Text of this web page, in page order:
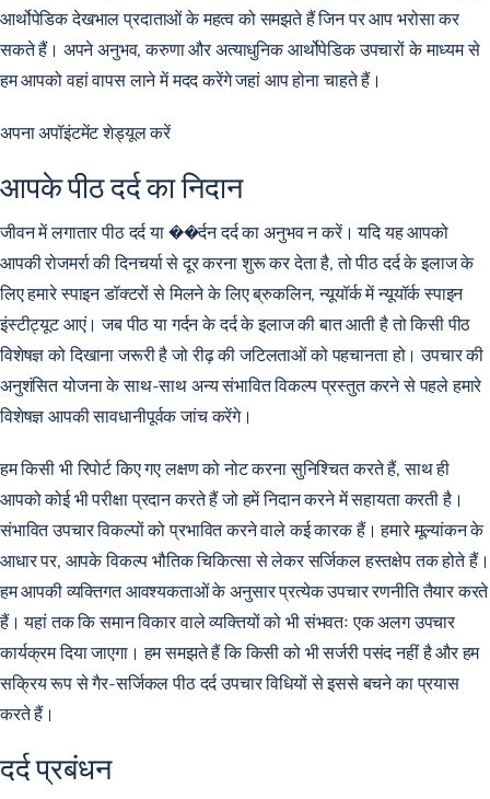
आर्थोपेडिक देखभाल प्रदाताओं के महत्व को समझते हैं जिन पर आप भरोसा कर
सकते हैं। अपने अनुभव, करुणा और अत्याधुनिक आर्थोपेडिक उपचारों के माध्यम से
हम आपको वहां वापस लाने में मदद करेंगे जहां आप होना चाहते हैं।
अपना अपॉइंटमेंट शेड्यूल करें
आपके पीठ दर्द का निदान
जीवन में लगातार पीठ दर्द या ��र्दन दर्द का अनुभव न करें। यदि यह आपको
आपकी रोजमर्रा की दिनचर्या से दूर करना शुरू कर देता है, तो पीठ दर्द के इलाज के
लिए हमारे स्पाइन डॉक्टरों से मिलने के लिए ब्रुकलिन, न्यूयॉर्क में न्यूयॉर्क स्पाइन
इंस्टीट्यूट आएं। जब पीठ या गर्दन के दर्द के इलाज की बात आती है तो किसी पीठ
विशेषज्ञ को दिखाना जरूरी है जो रीढ़ की जटिलताओं को पहचानता हो। उपचार की
अनुशंसित योजना के साथ-साथ अन्य संभावित विकल्प प्रस्तुत करने से पहले हमारे
विशेषज्ञ आपकी सावधानीपूर्वक जांच करेंगे।
हम किसी भी रिपोर्ट किए गए लक्षण को नोट करना सुनिश्चित करते हैं, साथ ही
आपको कोई भी परीक्षा प्रदान करते हैं जो हमें निदान करने में सहायता करती है।
संभावित उपचार विकल्पों को प्रभावित करने वाले कई कारक हैं। हमारे मूल्यांकन के
आधार पर, आपके विकल्पभौतिक चिकित्सासे लेकर सर्जिकल हस्तक्षेप तक होते हैं।
हम आपकी व्यक्तिगत आवश्यकताओं के अनुसार प्रत्येक उपचार रणनीति तैयार करते
हैं। यहां तक ​​कि समान विकार वाले व्यक्तियों को भी संभवतः एक अलग उपचार
कार्यक्रम दिया जाएगा। हम समझते हैं कि किसी को भी सर्जरी पसंद नहीं है और हम
सक्रिय रूप से गैर-सर्जिकल पीठ दर्द उपचार विधियों से इससे बचने का प्रयास
करते हैं।
दर्द प्रबंधन